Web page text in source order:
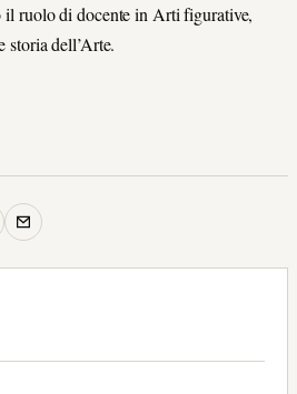
ruolo di docente in Arti figurative,
storia dell’Arte.